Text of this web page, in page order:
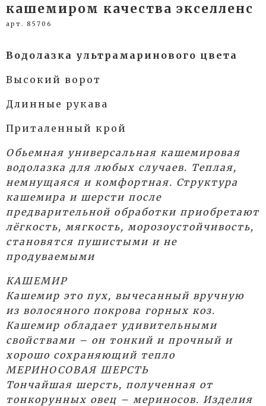
кашемиром качества экселленс
арт. 85706
Водолазка ультрамаринового цвета
Высокий ворот
Длинные рукава
Приталенный крой
Обьемная универсальная кашемировая
водолазка для любых случаев. Теплая,
немнущаяся и комфортная. Структура
кашемира и шерсти после
предварительной обработки приобретают
лёгкость, мягкость, морозоустойчивость,
становятся пушистыми и не
продуваемыми
КАШЕМИР
Кашемир это пух, вычесанный вручную
из волосяного покрова горных коз.
Кашемир обладает удивительными
свойствами – он тонкий и прочный и
хорошо сохраняющий тепло
МЕРИНОСОВАЯ ШЕРСТЬ
Тончайшая шерсть, полученная от
тонкорунных овец – мериносов. Изделия